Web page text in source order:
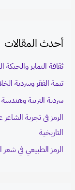
c
o
r
:
أحدث المقالات
ثقافة التمايز والحبكة
تيمة الفقر وسردية
سردية التربية
الرمز في تجربة الشاعر
التاريخية
الرمز الطبيعي في شعر